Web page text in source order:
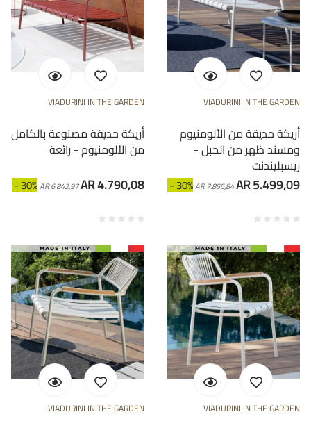
VIADURINI IN THE GARDEN
أريكة حديقة مصنوعة بالكامل
من الألومنيوم - رائعة
- 30%AR 6.842,97AR 4.790,08
VIADURINI IN THE GARDEN
أريكة حديقة من الألومنيوم
ومسند ظهر من الحبل -
ريسبليندنت
- 30%AR 7.855,84AR 5.499,09
VIADURINI IN THE GARDEN VIADURINI IN THE GARDEN